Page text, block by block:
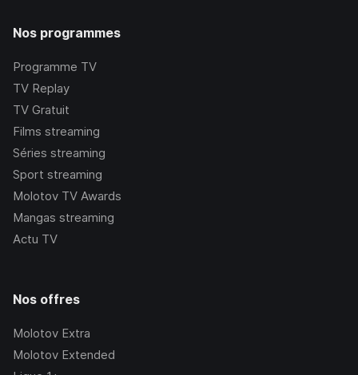
Nos programmes
Programme TV
TV Replay
TV Gratuit
Films streaming
Séries streaming
Sport streaming
Molotov TV Awards
Mangas streaming
Actu TV
Nos offres
Molotov Extra
Molotov Extended